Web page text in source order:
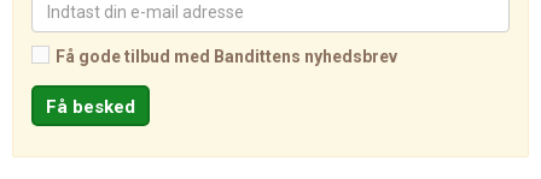
Få gode tilbud med Bandittens nyhedsbrev